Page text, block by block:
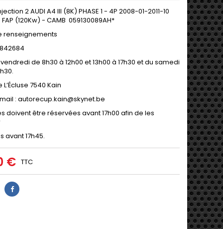
2 AUDI A4 III (8K) PHASE 1 - 4P 2008-01-2011-10
FAP (120Kw) - CAMB 059130089AH*
renseignements
de 8h30 à 12h00 et 13h00 à 17h30 et du samedi
L’Écluse 7540 Kain
: autorecup.kain@skynet.be
doivent être réservées avant 17h00 afin de les
avant 17h45.
€ TTC